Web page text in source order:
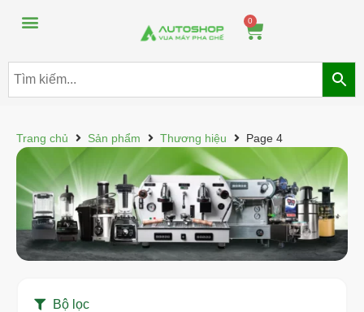
0
Trang chủ Sản phẩm Thương hiệu Page 4
Bộ lọc